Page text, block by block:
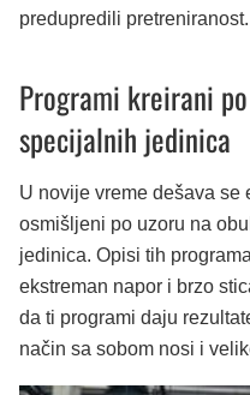
predupredili pretreniranost.
Programi kreirani
specijalnih jedinica
U novije vreme dešava se
osmišljeni po uzoru na
jedinica. Opisi tih
ekstreman napor i brzo
da ti programi daju
način sa sobom nosi i